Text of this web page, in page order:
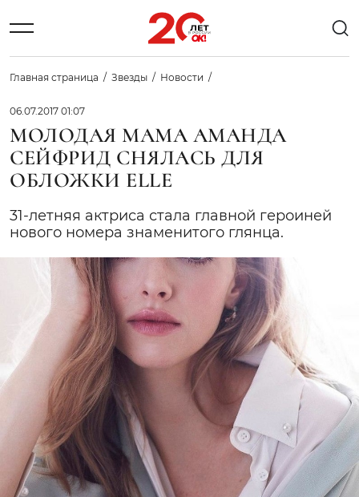
Главная страница Звезды Новости
06.07.2017 01:07
МОЛОДАЯ МАМА АМАНДА
СЕЙФРИД СНЯЛАСЬ ДЛЯ
ОБЛОЖКИ ELLE
31-летняя актриса стала главной героиней
нового номера знаменитого глянца.